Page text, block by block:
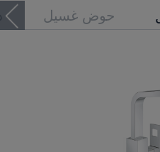
حوض غسيل